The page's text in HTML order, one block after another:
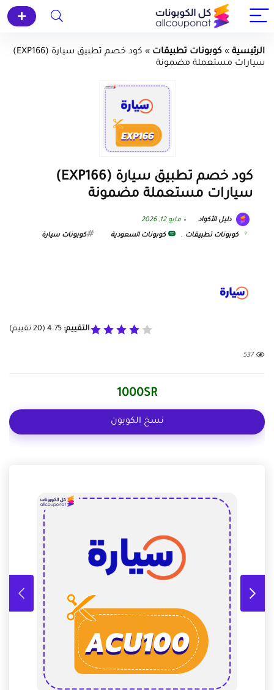
الرئيسية » كوبونات تطبيقات »
كود خصم تطبيق سيارة (EXP166)
سيارات مستعملة مضمونة
كود خصم تطبيق سيارة (EXP166)
سيارات مستعملة مضمونة
دليل الأكواد مايو 12, 2026
كوبونات تطبيقات , كوبونات السعودية كوبونات سيارة
التقييم: 4.75
(
20 تقييم)
537
1000SR
نسخ الكوبون